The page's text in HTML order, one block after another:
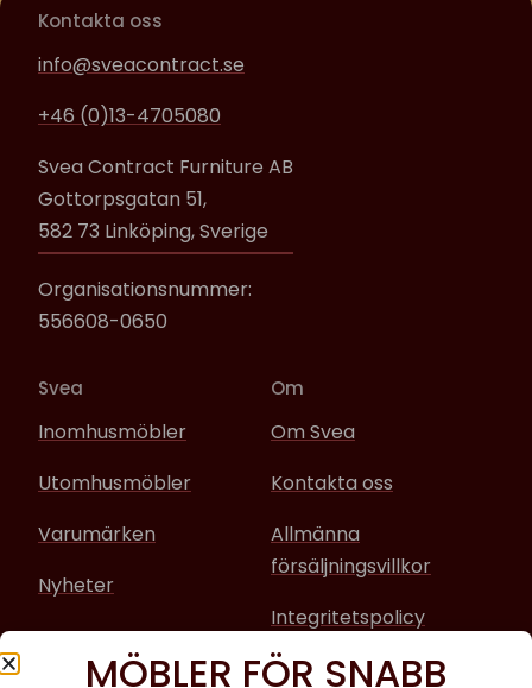
Kontakta oss
info@sveacontract.se
+46 (0)13-4705080
Svea Contract Furniture AB
Gottorpsgatan 51,
582 73 Linköping, Sverige
Organisationsnummer:
556608-0650
Svea
Inomhusmöbler
Utomhusmöbler
Varumärken
Nyheter
Om
Om Svea
Kontakta oss
Allmänna
försäljningsvillkor
Integritetspolicy
MÖBLER FÖR SNABB